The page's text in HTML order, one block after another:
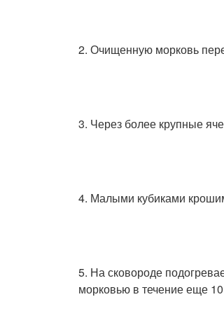
2. Очищенную морковь
3. Через более крупные
4. Малыми кубиками
5. На сковороде
морковью в течение еще